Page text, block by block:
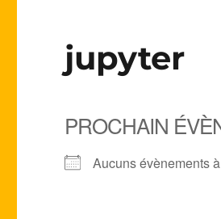
jupyter
PROCHAIN
Aucuns évènements